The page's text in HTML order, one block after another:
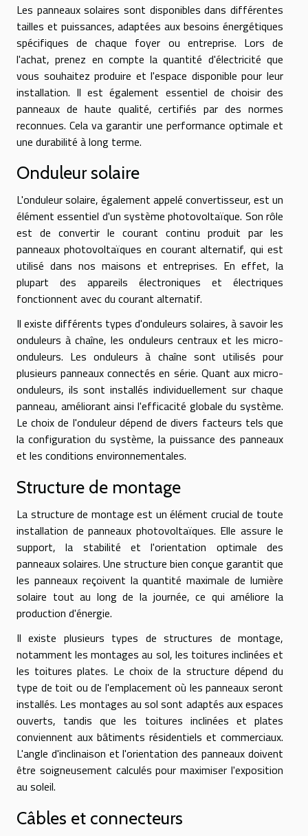
Les panneaux solaires sont disponibles dans différentes
tailles et puissances, adaptées aux besoins énergétiques
spécifiques de chaque foyer ou entreprise. Lors de
l'achat, prenez en compte la quantité d'électricité que
vous souhaitez produire et l'espace disponible pour leur
installation. Il est également essentiel de choisir des
panneaux de haute qualité, certifiés par des normes
reconnues. Cela va garantir une performance optimale et
une durabilité à long terme.
Onduleur solaire
L'onduleur solaire, également appelé convertisseur, est un
élément essentiel d'un système photovoltaïque. Son rôle
est de convertir le courant continu produit par les
panneaux photovoltaïques en courant alternatif, qui est
utilisé dans nos maisons et entreprises. En effet, la
plupart des appareils électroniques et électriques
fonctionnent avec du courant alternatif.
Il existe différents types d'onduleurs solaires, à savoir les
onduleurs à chaîne, les onduleurs centraux et les micro-
onduleurs. Les onduleurs à chaîne sont utilisés pour
plusieurs panneaux connectés en série. Quant aux micro-
onduleurs, ils sont installés individuellement sur chaque
panneau, améliorant ainsi l'efficacité globale du système.
Le choix de l'onduleur dépend de divers facteurs tels que
la configuration du système, la puissance des panneaux
et les conditions environnementales.
Structure de montage
La structure de montage est un élément crucial de toute
installation de panneaux photovoltaïques. Elle assure le
support, la stabilité et l'orientation optimale des
panneaux solaires. Une structure bien conçue garantit que
les panneaux reçoivent la quantité maximale de lumière
solaire tout au long de la journée, ce qui améliore la
production d'énergie.
Il existe plusieurs types de structures de montage,
notamment les montages au sol, les toitures inclinées et
les toitures plates. Le choix de la structure dépend du
type de toit ou de l'emplacement où les panneaux seront
installés. Les montages au sol sont adaptés aux espaces
ouverts, tandis que les toitures inclinées et plates
conviennent aux bâtiments résidentiels et commerciaux.
L'angle d'inclinaison et l'orientation des panneaux doivent
être soigneusement calculés pour maximiser l'exposition
au soleil.
Câbles et connecteurs